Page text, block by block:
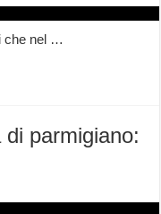
che nel …
parmigiano: